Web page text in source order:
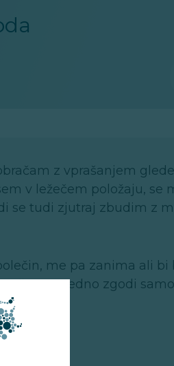
z vprašanjem
v ležečem položaju, se
se tudi zjutraj zbudim z
me pa zanima ali
to se vedno zgodi